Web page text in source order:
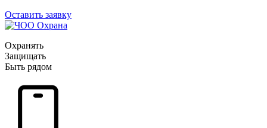
Оставить заявку
Охранять
Защищать
Быть рядом